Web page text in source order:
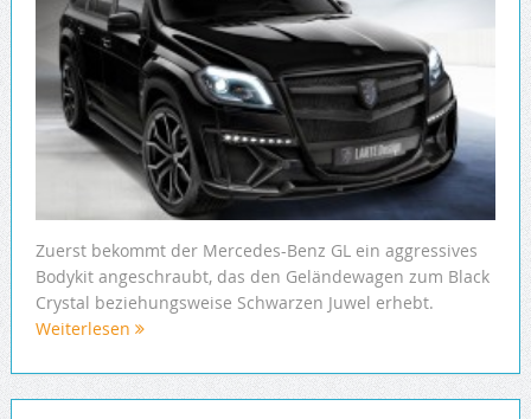
Zuerst bekommt der Mercedes-Benz GL ein aggressives
Bodykit angeschraubt, das den Geländewagen zum Black
Crystal beziehungsweise Schwarzen Juwel erhebt.
Weiterlesen